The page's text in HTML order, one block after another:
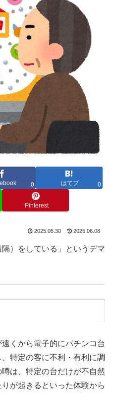
0 はてブ 0
Pinterest
2025.05.30 2025.06.08
）をしている」というデマ
くから電子的にパチンコ台
特定の客に不利・有利に調
は、特定の台だけが不自然
が起きるといった体験から